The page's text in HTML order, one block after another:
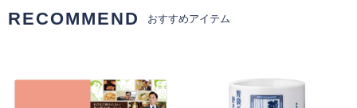
RECOMMEND おすすめアイテム